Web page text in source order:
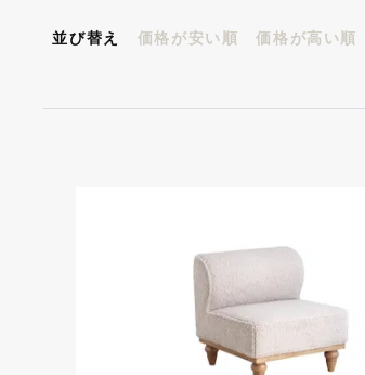
並び替え 価格が安い順 価格が高い順